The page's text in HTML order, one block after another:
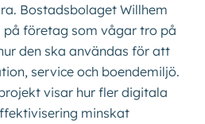
Om oss
oss
Bostadsbolaget Willhem
företag som vågar tro på
den ska användas för att
service och boendemiljö.
visar hur fler digitala
minskat